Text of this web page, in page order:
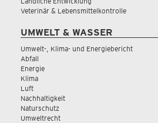
Veterinär & Lebensmittelkontrolle
UMWELT & WASSER
Umwelt-, Klima- und Energiebericht
Abfall
Energie
Klima
Luft
Nachhaltigkeit
Naturschutz
Umweltrecht